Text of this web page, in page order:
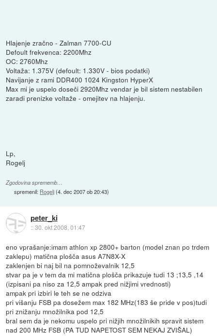
Hlajenje zračno - Zalman 7700-CU
Defoult frekvenca: 2200Mhz
OC: 2760Mhz
Voltaža: 1.375V (defoult: 1.330V - bios podatki)
Navijanje z rami DDR400 1024 Kingston HyperX
Max mi je uspelo doseči 2920Mhz vendar je bil sistem nestabilen
zaradi prenizke voltaže - omejitev na hlajenju.
Lp,
Rogelj
Zgodovina sprememb…
spremenil: Rogelj(4. dec 2007 ob 20:43)
peter_ki
::30. okt 2008, 01:47
eno vprašanje:imam athlon xp 2800+ barton (model znan po trdem
zaklepu) matična plošča asus A7N8X-X
zaklenjen bi naj bil na pomnoževalnik 12,5
stvar pa je v tem da mi matična plošča prikazuje tudi 13 ;13,5 ,14
(izpisani pa niso za 12,5 ampak pred nižjimi vrednosti)
ampak pri izbiri le teh se ne odziva
pri višanju FSB pa dosežem max 182 MHz(183 še pride v pos)tudi
pri znižanju množilnika pod 12,5
bral sem da je nekomu uspelo pri nižjih množilnikih spravit sistem
nad 200 MHz FSB (PA TUD NAPETOST SEM NEKAJ ZVIŠAL)